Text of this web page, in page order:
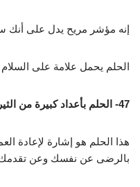
إنه مؤشر مريح يدل على أنك
الحلم يحمل علامة على السلام
47- الحلم بأعداد كبيرة من الثيران
هذا الحلم هو إشارة لإعادة
بالرضى عن نفسك وعن تقدمك